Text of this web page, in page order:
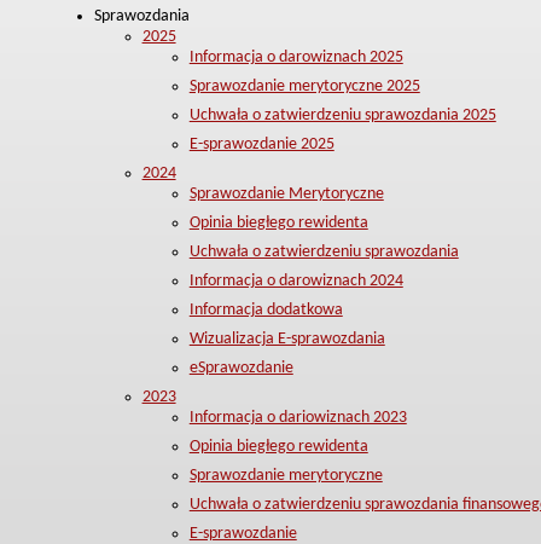
Sprawozdania
2025
Informacja o darowiznach 2025
Sprawozdanie merytoryczne 2025
Uchwała o zatwierdzeniu sprawozdania 2025
E-sprawozdanie 2025
2024
Sprawozdanie Merytoryczne
Opinia biegłego rewidenta
Uchwała o zatwierdzeniu sprawozdania
Informacja o darowiznach 2024
Informacja dodatkowa
Wizualizacja E-sprawozdania
eSprawozdanie
2023
Informacja o dariowiznach 2023
Opinia biegłego rewidenta
Sprawozdanie merytoryczne
Uchwała o zatwierdzeniu sprawozdania
E-sprawozdanie